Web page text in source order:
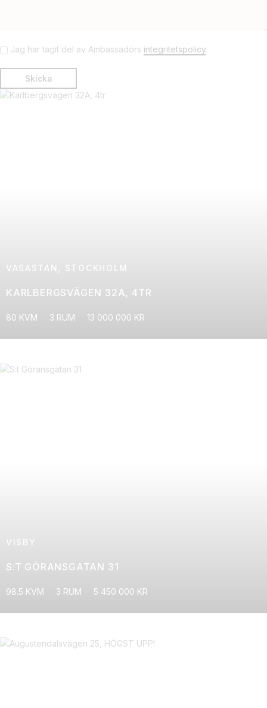
Jag har tagit del av Ambassadörs integritetspolicy.
VASASTAN, STOCKHOLM
KARLBERGSVÄGEN 32A, 4TR
80 KVM 3 RUM 13 000 000 KR
VISBY
S:T GÖRANSGATAN 31
98.5 KVM 3 RUM 5 450 000 KR